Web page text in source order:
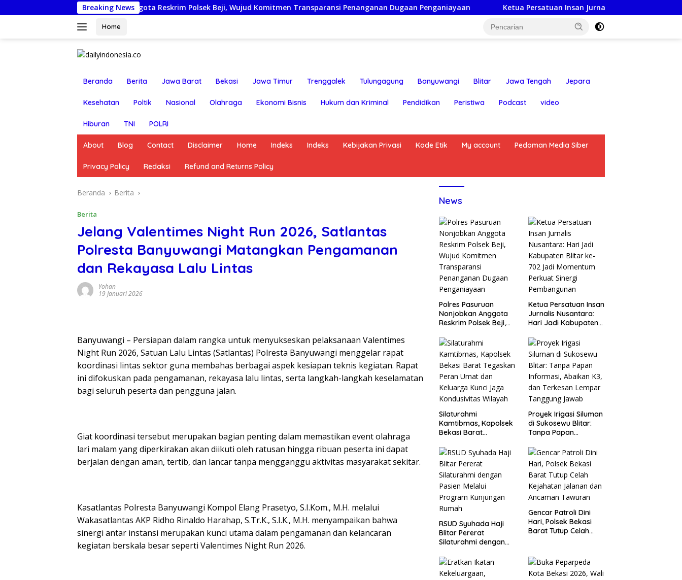
ke
Breaking News
Nonjobkan Anggota Reskrim Polsek Beji, Wujud Komitmen Transparansi Penanganan Dugaan Penganiayaan Ketua Persatuan Insan Jurnalis Nusantara: Hari Jadi Kabupaten
Home
Beranda Berita Jawa Barat Bekasi Jawa Timur Trenggalek Tulungagung Banyuwangi Blitar Jawa Tengah Jepara
Kesehatan Poltik Nasional Olahraga Ekonomi Bisnis Hukum dan Kriminal Pendidikan Peristiwa Podcast video
Hiburan TNI POLRI
About Blog Contact Disclaimer Home Indeks Indeks Kebijakan Privasi Kode Etik My account Pedoman Media Siber
Privacy Policy Redaksi Refund and Returns Policy
Beranda Berita
Berita
Jelang Valentimes Night Run 2026, Satlantas
Polresta Banyuwangi Matangkan Pengamanan
dan Rekayasa Lalu Lintas
Yohan
19 Januari 2026
Banyuwangi – Persiapan dalam rangka untuk menyukseskan pelaksanaan Valentimes
Night Run 2026, Satuan Lalu Lintas (Satlantas) Polresta Banyuwangi menggelar rapat
koordinasi lintas sektor guna membahas berbagai aspek kesiapan teknis kegiatan. Rapat
ini difokuskan pada pengamanan, rekayasa lalu lintas, serta langkah-langkah keselamatan
bagi seluruh peserta dan pengguna jalan.
Giat koordinasi tersebut merupakan bagian penting dalam memastikan event olahraga
lari malam yang diperkirakan akan diikuti oleh ratusan hingga ribuan peserta ini dapat
berjalan dengan aman, tertib, dan lancar tanpa mengganggu aktivitas masyarakat sekitar.
Kasatlantas Polresta Banyuwangi Kompol Elang Prasetyo, S.I.Kom., M.H. melalui
Wakasatlantas AKP Ridho Rinaldo Harahap, S.Tr.K., S.I.K., M.H. menyampaikan bahwa
sinergi antar instansi merupakan kunci utama dalam pengamanan dan kelancaran
kegiatan berskala besar seperti Valentimes Night Run 2026.
News
Polres Pasuruan
Nonjobkan Anggota
Reskrim Polsek Beji,
Transparansi
Penanganan Dugaan
Penganiayaan
Ketua Persatuan Insan
Jurnalis Nusantara:
Hari Jadi Kabupaten
Momentum Perkuat
Sinergi Pembangunan
Silaturahmi
Kamtibmas, Kapolsek
Bekasi Barat
dan Keluarga Kunci
Jaga Kondusivitas
Wilayah
Proyek Irigasi Siluman
di Sukosewu Blitar:
Tanpa Papan
dan Terkesan Lempar
Tanggung Jawab
RSUD Syuhada Haji
Blitar Pererat
Silaturahmi dengan
Program Kunjungan
Rumah
Gencar Patroli Dini
Hari, Polsek Bekasi
Barat Tutup Celah
Tawuran